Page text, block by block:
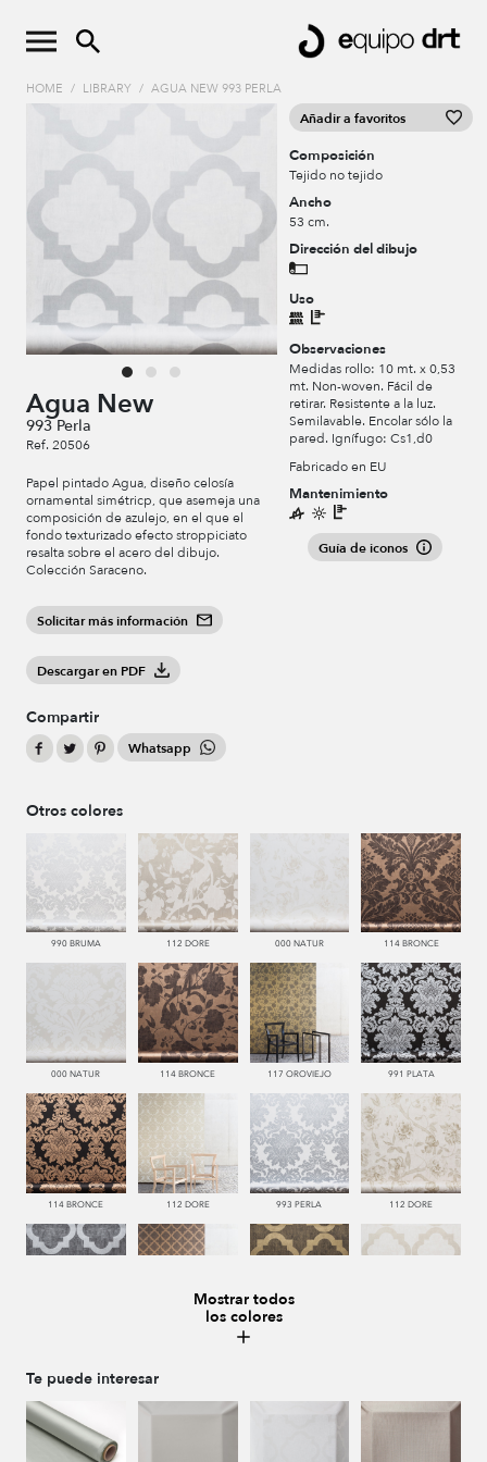
HOME / LIBRARY / AGUA NEW 993 PERLA
Agua New
993 Perla
Ref. 20506
Papel pintado Agua, diseño celosía
ornamental simétricp, que asemeja una
composición de azulejo, en el que el
fondo texturizado efecto stroppiciato
resalta sobre el acero del dibujo.
Colección Saraceno.
Solicitar más información
Descargar en PDF
Compartir
Whatsapp
Añadir a favoritos
Composición
Tejido no tejido
Ancho
53 cm.
Dirección del dibujo
Uso
Observaciones
Medidas rollo: 10 mt. x 0,53
mt. Non-woven. Fácil de
retirar. Resistente a la luz.
Semilavable. Encolar sólo la
pared. Ignífugo: Cs1,d0
Fabricado en EU
Mantenimiento
Guía de iconos
Otros colores
990 BRUMA 112 DORE 000 NATUR 114 BRONCE
000 NATUR 114 BRONCE 117 OROVIEJO 991 PLATA
114 BRONCE 112 DORE 993 PERLA 112 DORE
Mostrar todos
los colores
Te puede interesar